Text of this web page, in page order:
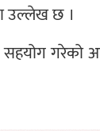
उल्लेख छ ।
गरेको